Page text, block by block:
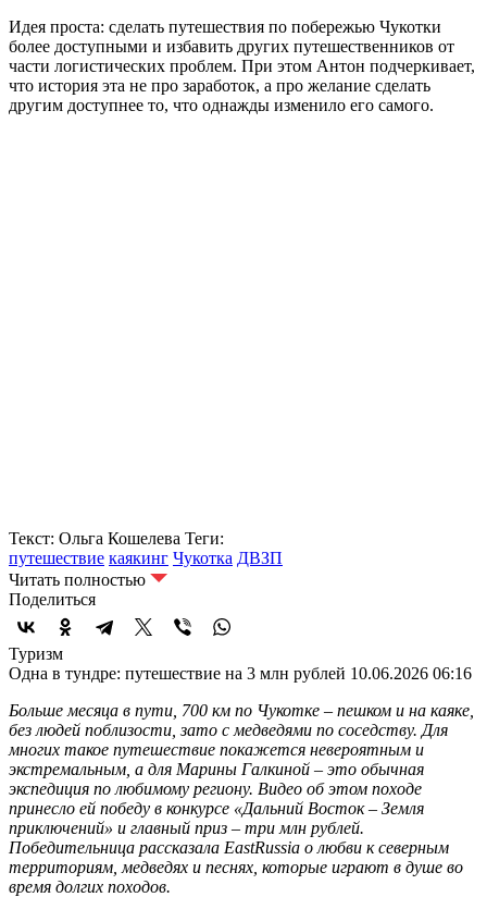
Идея проста: сделать путешествия по побережью Чукотки
более доступными и избавить других путешественников от
части логистических проблем. При этом Антон подчеркивает,
что история эта не про заработок, а про желание сделать
другим доступнее то, что однажды изменило его самого.
Текст: Ольга Кошелева Теги:
путешествие каякинг Чукотка ДВЗП
Читать полностью
Поделиться
Туризм
Одна в тундре: путешествие на 3 млн рублей 10.06.2026 06:16
Больше месяца в пути, 700 км по Чукотке – пешком и на каяке,
без людей поблизости, зато с медведями по соседству. Для
многих такое путешествие покажется невероятным и
экстремальным, а для Марины Галкиной – это обычная
экспедиция по любимому региону. Видео об этом походе
принесло ей победу в конкурсе «Дальний Восток – Земля
приключений» и главный приз – три млн рублей.
Победительница рассказала EastRussia о любви к северным
территориям, медведях и песнях, которые играют в душе во
время долгих походов.